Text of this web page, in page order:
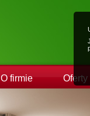
O firmie Oferty